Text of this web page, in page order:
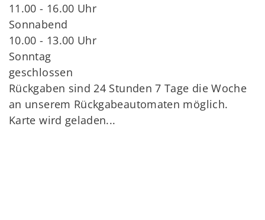
11.00 - 16.00 Uhr
Sonnabend
10.00 - 13.00 Uhr
Sonntag
geschlossen
Rückgaben sind 24 Stunden 7 Tage die Woche
an unserem Rückgabeautomaten möglich.
Karte wird geladen...